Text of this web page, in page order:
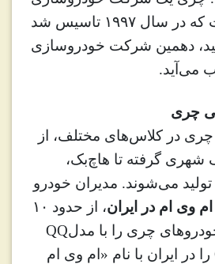
دولتی در چین است که در سال ۱۹۹۷ تاسیس شد
دهمین شرکت خودروسازی
می‌آید.
چری
در کلاس‌های مختلف، از
شهری گرفته تا هاچ‌بک،
می‌شوند. مدیران خودرو
وی ام در ایران
، از حدود ۱۰
چری را با مدلQQ
را در ایران با نام «ام وی ام